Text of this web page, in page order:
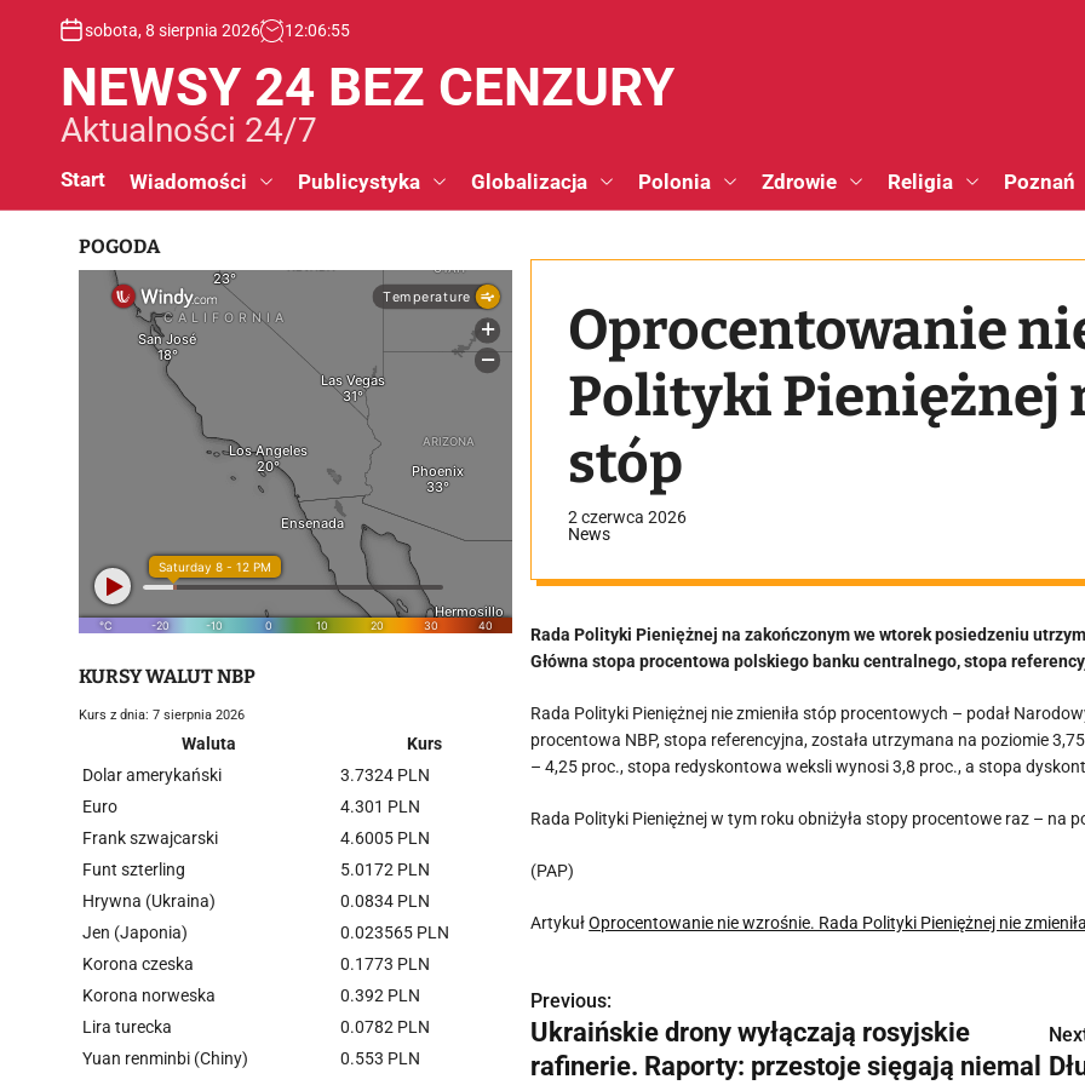
sobota, 8 sierpnia 2026 12:06:56
NEWSY 24 BEZ CENZURY
Aktualności 24/7
Start Wiadomości Publicystyka Globalizacja Polonia Zdrowie Religia Poznań
Oprocentowanie
Polityki Pieniężnej
stóp
2 czerwca 2026
News
Rada Polityki Pieniężnej na zakończonym we wtorek posiedzeniu
Główna stopa procentowa polskiego banku centralnego, stopa
Rada Polityki Pieniężnej nie zmieniła stóp procentowych – podał
procentowa NBP, stopa referencyjna, została utrzymana na poziomie
– 4,25 proc., stopa redyskontowa weksli wynosi 3,8 proc., a stopa
Rada Polityki Pieniężnej w tym roku obniżyła stopy procentowe raz – na
(PAP)
ArtykułOprocentowanie nie wzrośnie. Rada Polityki Pieniężnej nie
N
a
Previous:
Ukraińskie drony wyłączają rosyjskie
rafinerie. Raporty: przestoje sięgają niemal
POGODA
KURSY WALUT NBP
Kurs z dnia: 7 sierpnia 2026
Waluta
Kurs
Dolar amerykański
3.7324 PLN
Euro
4.301 PLN
Frank szwajcarski
4.6005 PLN
Funt szterling
5.0172 PLN
Hrywna (Ukraina)
0.0834 PLN
Jen (Japonia)
0.023565 PLN
Korona czeska
0.1773 PLN
Korona norweska
0.392 PLN
Lira turecka
0.0782 PLN
Yuan renminbi (Chiny)
0.553 PLN